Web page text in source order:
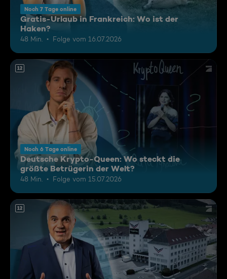
Noch 7 Tage online
Gratis-Urlaub in Frankreich: Wo ist der
Haken?
48 Min. Folge vom 16.07.2026
12
Noch 6 Tage online
Deutsche Krypto-Queen: Wo steckt die
größte Betrügerin der Welt?
48 Min. Folge vom 15.07.2026
12